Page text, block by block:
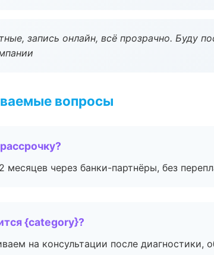
запись онлайн, всё прозрачно. Буду
вопросы
месяцев через банки-партнёры, без
{category}?
на консультации после диагностики,